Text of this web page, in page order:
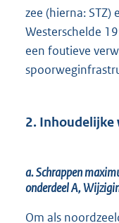
zee (hierna:
Westerschelde
een foutieve
2. Inhoudelijke
a. Schrappen
onderdeel A,
Om als